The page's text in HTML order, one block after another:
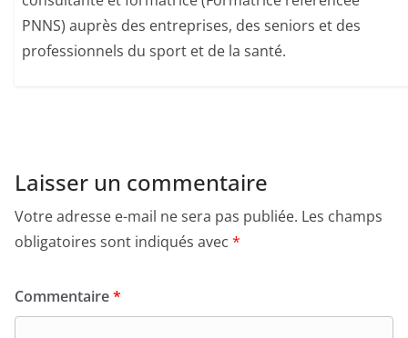
PNNS) auprès des entreprises, des seniors et des
professionnels du sport et de la santé.
Laisser un commentaire
Votre adresse e-mail ne sera pas publiée. Les champs
obligatoires sont indiqués avec *
Commentaire*